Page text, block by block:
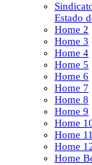
Estado
Home 2
Home 3
Home 4
Home 5
Home 6
Home 7
Home 8
Home 9
Home
Home 11
Home
Home